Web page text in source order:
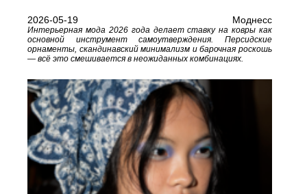
2026-05-19 Моднесс
Интерьерная мода 2026 года делает ставку на ковры как
основной инструмент самоутверждения. Персидские
орнаменты, скандинавский минимализм и барочная роскошь
— всё это смешивается в неожиданных комбинациях.